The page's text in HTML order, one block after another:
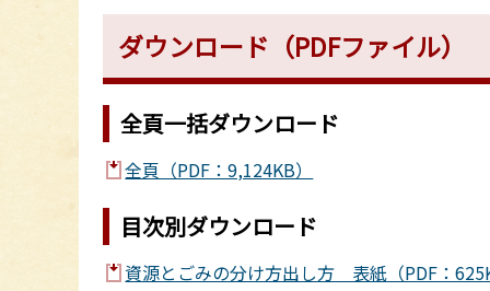
ダウンロード（PDFファイル）
全頁一括ダウンロード
全頁（PDF：9,124KB）
目次別ダウンロード
資源とごみの分け方出し方 表紙（PDF：